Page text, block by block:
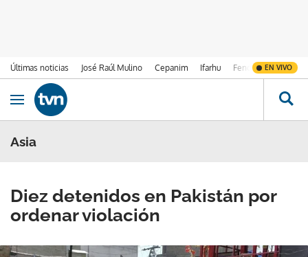
Últimas noticias José Raúl Mulino Cepanim Ifarhu Fenómeno de El
EN VIVO
Ir al contenido
Obrir navegació
Asia
Diez detenidos en Pakistán por
ordenar violación